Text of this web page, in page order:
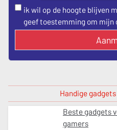
ik wil op de hoogte blijven
geef toestemming om mijn
Handige
Beste gadgets
gamers